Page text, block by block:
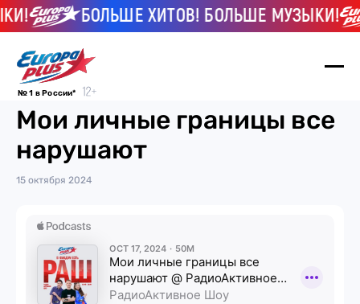
БОЛЬШЕ ХИТОВ! БОЛЬШЕ МУЗЫКИ!
№ 1 в России*
Мои личные границы все
нарушают
15 октября 2024